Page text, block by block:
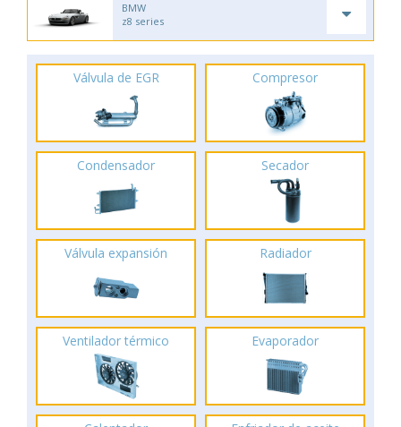
BMW
z8 series
Válvula de EGR Compresor
Condensador Secador
Válvula expansión Radiador
Ventilador térmico Evaporador